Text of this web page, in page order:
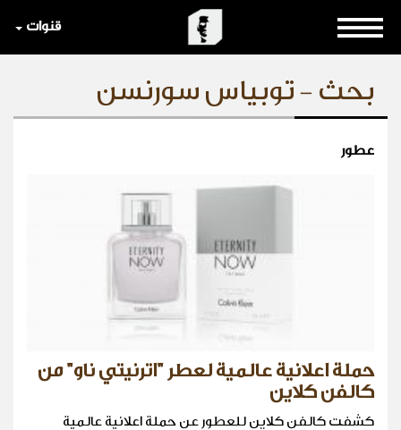
قنوات
بحث - توبياس سورنسن
عطور
حملة اعلانية عالمية لعطر "اترنيتي ناو" من
كالفن كلاين
كشفت كالفن كلاين للعطور عن حملة اعلانية عالمية